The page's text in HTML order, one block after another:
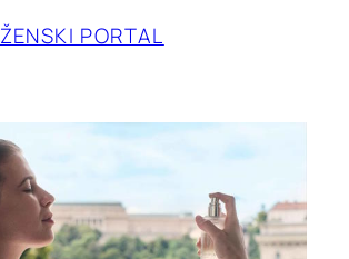
ŽENSKI PORTAL